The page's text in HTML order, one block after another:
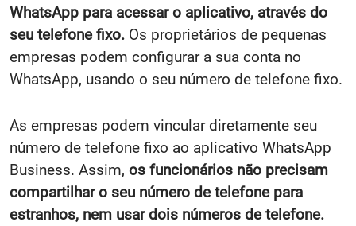
WhatsApp para acessar o aplicativo, através do
seu telefone fixo. Os proprietários de pequenas
empresas podem configurar a sua conta no
WhatsApp, usando o seu número de telefone fixo.
As empresas podem vincular diretamente seu
número de telefone fixo ao aplicativo WhatsApp
Business. Assim, os funcionários não precisam
compartilhar o seu número de telefone para
estranhos, nem usar dois números de telefone.